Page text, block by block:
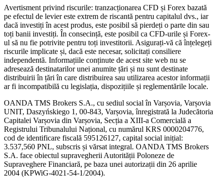
Avertisment privind riscurile: tranzacționarea CFD și Forex bazată
pe efectul de levier este extrem de riscantă pentru capitalul dvs., iar
dacă investiți în acest produs, este posibil să pierdeți o parte din sau
toți banii investiți. În consecință, este posibil ca CFD-urile și Forex-
ul să nu fie potrivite pentru toți investitorii. Asigurați-vă că înțelegeți
riscurile implicate și, dacă este necesar, solicitați consiliere
independentă. Informațiile conținute de acest site web nu se
adresează destinatarilor unei anumite țări și nu sunt destinate
distribuirii în țări în care distribuirea sau utilizarea acestor informații
ar fi incompatibilă cu legislația, dispozițiile și reglementările locale.
OANDA TMS Brokers S.A., cu sediul social în Varșovia, Varșovia
UNIT, Daszyńskiego 1, 00-843, Varșovia, înregistrată la Judecătoria
Capitalei Varșovia din Varșovia, Secția a XIII-a Comercială a
Registrului Tribunalului Național, cu numărul KRS 0000204776,
cod de identificare fiscală 595126127, capital social inițial:
3.537,560 PNL, subscris și vărsat integral. OANDA TMS Brokers
S.A. face obiectul supravegherii Autorității Poloneze de
Supraveghere Financiară, pe baza unei autorizații din 26 aprilie
2004 (KPWiG-4021-54-1/2004).